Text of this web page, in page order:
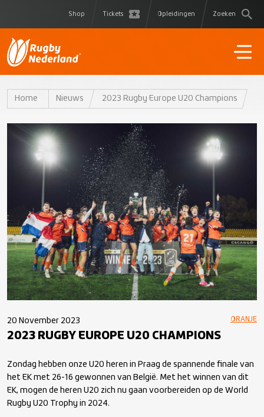
Shop Tickets Opleidingen Zoeken
Home Nieuws 2023 Rugby Europe U20 Champions
20 November 2023 ORANJE
2023 RUGBY EUROPE U20 CHAMPIONS
Zondag hebben onze U20 heren in Praag de spannende finale van
het EK met 26-16 gewonnen van België. Met het winnen van dit
EK, mogen de heren U20 zich nu gaan voorbereiden op de World
Rugby U20 Trophy in 2024.